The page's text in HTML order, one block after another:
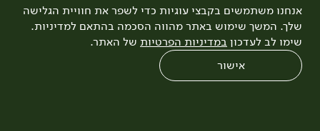
אנחנו משתמשים בקבצי עוגיות כדי לשפר את חוויית הגלישה
שלך. המשך שימוש באתר מהווה הסכמה בהתאם למדיניות.
שימו לב לעדכון במדיניות הפרטיות של האתר.
אישור
עיצוב:3bears פיתוח:Quatro